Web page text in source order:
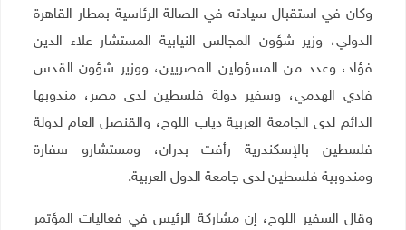
وكان في استقبال سيادته في الصالة الرئاسية بمطار القاهرة
الدولي، وزير شؤون المجالس النيابية المستشار علاء الدين
فؤاد، وعدد من المسؤولين المصريين، ووزير شؤون القدس
فادي الهدمي، وسفير دولة فلسطين لدى مصر، مندوبها
الدائم لدى الجامعة العربية دياب اللوح، والقنصل العام لدولة
فلسطين بالإسكندرية رأفت بدران، ومستشارو سفارة
ومندوبية فلسطين لدى جامعة الدول العربية.
وقال السفير اللوح، إن مشاركة الرئيس في فعاليات المؤتمر